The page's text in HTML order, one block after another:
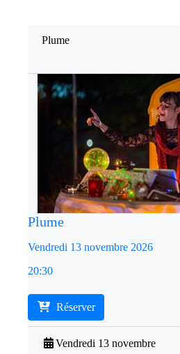
Plume
Plume
Vendredi 13 novembre 2026
20:30
Réserver
Vendredi 13 novembre